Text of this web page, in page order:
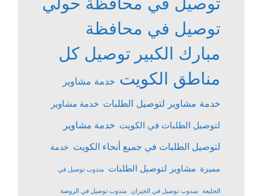
توصيل في محافظة
مبارك الكبير توصيل كل
مناطق الكويت خدمة مشاوير
خدمة مشاوير لتوصيل الطلبات خدمة مشاوير
لتوصيل الطلبات في الكويت خدمة مشاوير
لتوصيل الطلبات في جميع أنحاء الكويت خدمة
مميزة مشاوير لتوصيل الطلبات مندوب توصيل في
الجليعة مندوب توصيل في الخيران مندوب توصيل في الروضة